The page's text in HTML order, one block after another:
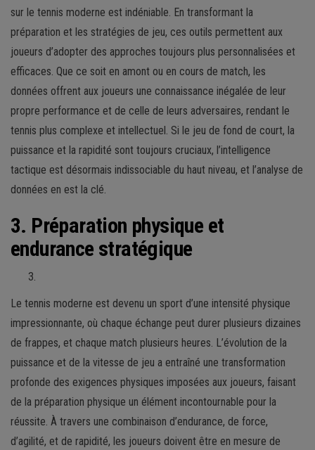
sur le tennis moderne est indéniable. En transformant la
préparation et les stratégies de jeu, ces outils permettent aux
joueurs d’adopter des approches toujours plus personnalisées et
efficaces. Que ce soit en amont ou en cours de match, les
données offrent aux joueurs une connaissance inégalée de leur
propre performance et de celle de leurs adversaires, rendant le
tennis plus complexe et intellectuel. Si le jeu de fond de court, la
puissance et la rapidité sont toujours cruciaux, l’intelligence
tactique est désormais indissociable du haut niveau, et l’analyse de
données en est la clé.
3. Préparation physique et
endurance stratégique
Le tennis moderne est devenu un sport d’une intensité physique
impressionnante, où chaque échange peut durer plusieurs dizaines
de frappes, et chaque match plusieurs heures. L’évolution de la
puissance et de la vitesse de jeu a entraîné une transformation
profonde des exigences physiques imposées aux joueurs, faisant
de la préparation physique un élément incontournable pour la
réussite. À travers une combinaison d’endurance, de force,
d’agilité, et de rapidité, les joueurs doivent être en mesure de